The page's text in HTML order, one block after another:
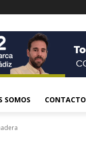
SOMOS CONTACTO